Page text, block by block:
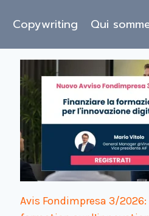
Copywriting Qui
Avis Fondimpresa 3/